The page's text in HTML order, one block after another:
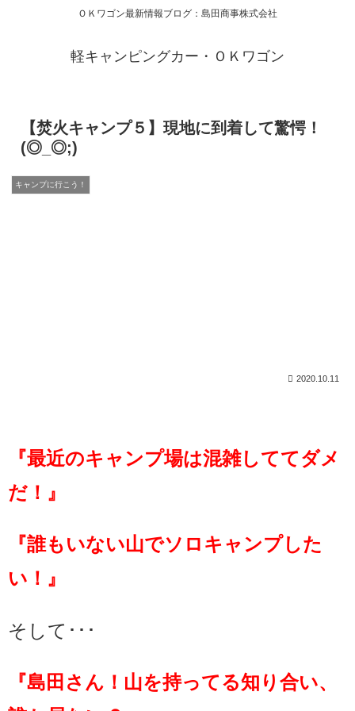
ＯＫワゴン最新情報ブログ：島田商事株式会社
軽キャンピングカー・ＯＫワゴン
【焚火キャンプ５】現地に到着して驚愕！
(◎_◎;)
キャンプに行こう！
2020.10.11
『最近のキャンプ場は混雑しててダメ
だ！』
『誰もいない山でソロキャンプした
い！』
そして･･･
『島田さん！山を持ってる知り合い、